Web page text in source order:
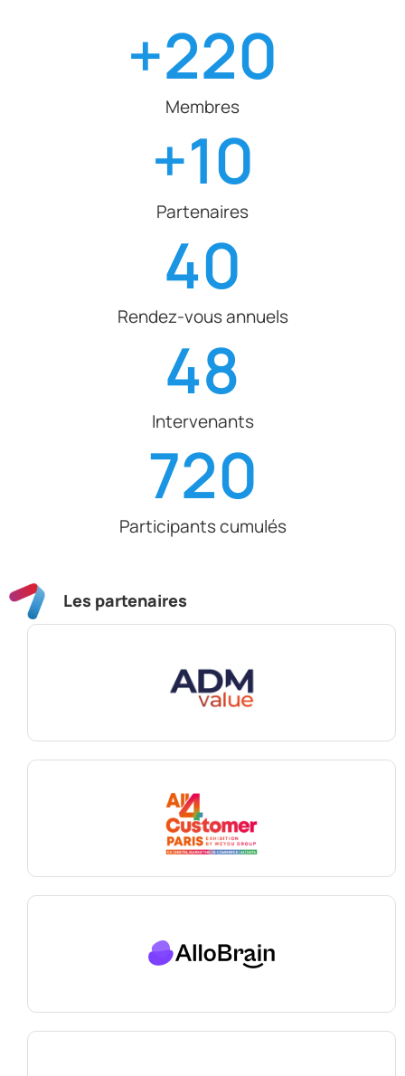
Membres
+220
Partenaires
+10
Rendez-vous annuels
40
Intervenants
48
Participants cumulés
720
Les partenaires